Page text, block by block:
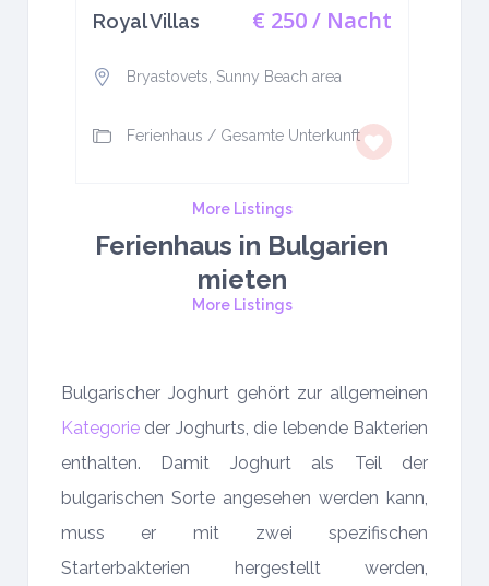
€ 250/ Nacht
Royal Villas
Bryastovets, Sunny Beach area
Ferienhaus / Gesamte Unterkunft
More Listings
Ferienhaus in Bulgarien
mieten
More Listings
Bulgarischer Joghurt gehört zur allgemeinen
Kategorie der Joghurts, die lebende Bakterien
enthalten. Damit Joghurt als Teil der
bulgarischen Sorte angesehen werden kann,
muss er mit zwei spezifischen
Starterbakterien hergestellt werden,